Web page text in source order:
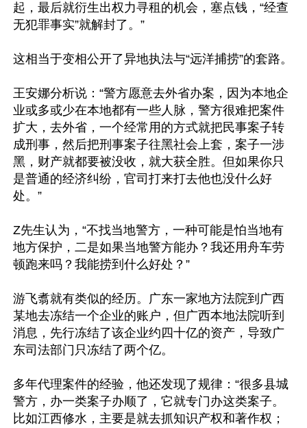
起，最后就衍生出权力寻租的机会，塞点钱，“经查
无犯罪事实”就解封了。”
这相当于变相公开了异地执法与“远洋捕捞”的套路。
王安娜分析说：“警方愿意去外省办案，因为本地企
业或多或少在本地都有一些人脉，警方很难把案件
扩大，去外省，一个经常用的方式就把民事案子转
成刑事，然后把刑事案子往黑社会上套，案子一涉
黑，财产就都要被没收，就大获全胜。但如果你只
是普通的经济纠纷，官司打来打去他也没什么好
处。”
Z先生认为，“不找当地警方，一种可能是怕当地有
地方保护，二是如果当地警方能办？我还用舟车劳
顿跑来吗？我能捞到什么好处？”
游飞翥就有类似的经历。广东一家地方法院到广西
某地去冻结一个企业的账户，但广西本地法院听到
消息，先行冻结了该企业约四十亿的资产，导致广
东司法部门只冻结了两个亿。
多年代理案件的经验，他还发现了规律：“很多县城
警方，办一类案子办顺了，它就专门办这类案子。
比如江西修水，主要是就去抓知识产权和著作权；